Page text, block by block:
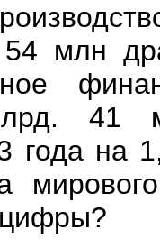
54 млн
41
года на
цифры?